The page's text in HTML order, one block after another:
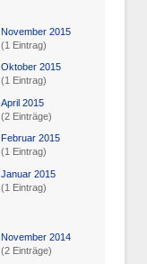
November 2015
(1 Eintrag)
Oktober 2015
(1 Eintrag)
April 2015
(2 Einträge)
Februar 2015
(1 Eintrag)
Januar 2015
(1 Eintrag)
November 2014
(2 Einträge)